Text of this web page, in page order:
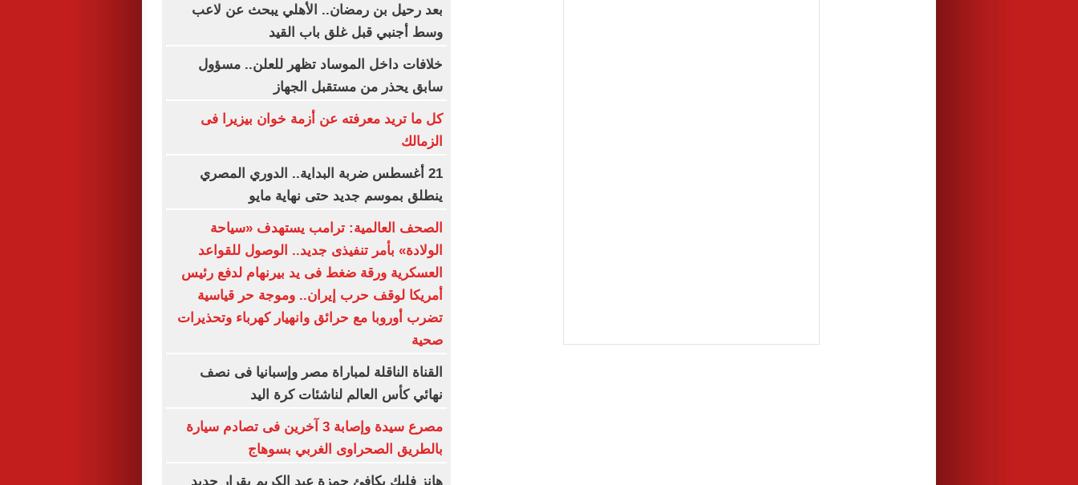
بعد رحيل بن رمضان.. الأهلي يبحث عن لاعب
وسط أجنبي قبل غلق باب القيد
خلافات داخل الموساد تظهر للعلن.. مسؤول
سابق يحذر من مستقبل الجهاز
كل ما تريد معرفته عن أزمة خوان بيزيرا فى
الزمالك
21 أغسطس ضربة البداية.. الدوري المصري
ينطلق بموسم جديد حتى نهاية مايو
الصحف العالمية: ترامب يستهدف «سياحة
الولادة» بأمر تنفيذى جديد.. الوصول للقواعد
العسكرية ورقة ضغط فى يد بيرنهام لدفع رئيس
أمريكا لوقف حرب إيران.. وموجة حر قياسية
تضرب أوروبا مع حرائق وانهيار كهرباء وتحذيرات
صحية
القناة الناقلة لمباراة مصر وإسبانيا فى نصف
نهائي كأس العالم لناشئات كرة اليد
مصرع سيدة وإصابة 3 آخرين فى تصادم سيارة
بالطريق الصحراوى الغربي بسوهاج
هانز فليك يكافئ حمزة عبد الكريم بقرار جديد